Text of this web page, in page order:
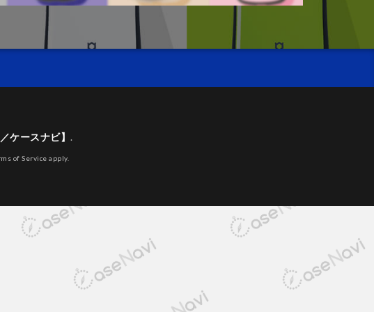
ケースナビ】.
of Serviceapply.